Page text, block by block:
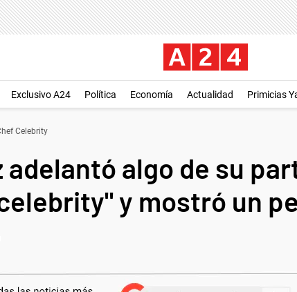
Exclusivo A24 Política Economía Actualidad Primicias
Celebrity
adelantó algo de su
y mostró un